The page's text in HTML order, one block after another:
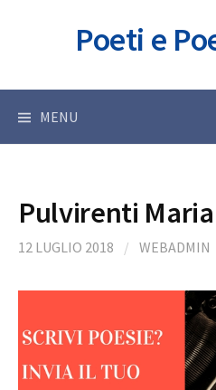
Poeti e
MENU
Pulvirenti
12 LUGLIO 2018 / WEBADMIN